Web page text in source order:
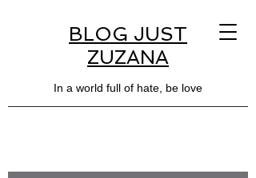
BLOG JUST
ZUZANA
In a world full of hate, be love